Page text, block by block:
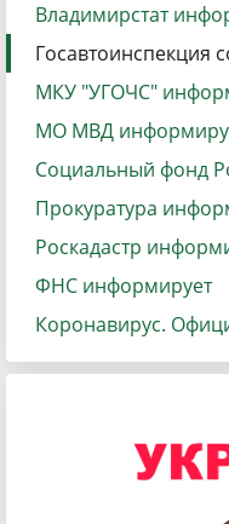
Владимирстат
Госавтоинспекция
МКУ "УГОЧС"
МО МВД
Социальный фонд
Прокуратура
Роскадастр
ФНС информирует
Коронавирус.